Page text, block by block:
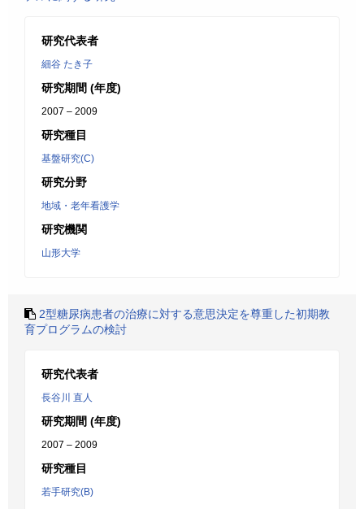
研究代表者
細谷 たき子
研究期間 (年度)
2007 – 2009
研究種目
基盤研究(C)
研究分野
地域・老年看護学
研究機関
山形大学
2型糖尿病患者の治療に対する意思決定を尊重した初期教
育プログラムの検討
研究代表者
長谷川 直人
研究期間 (年度)
2007 – 2009
研究種目
若手研究(B)